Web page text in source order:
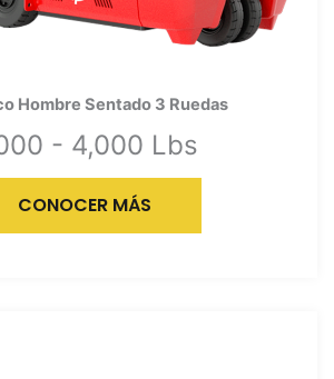
Hombre Sentado 3 Ruedas
- 4,000 Lbs
CONOCER MÁS